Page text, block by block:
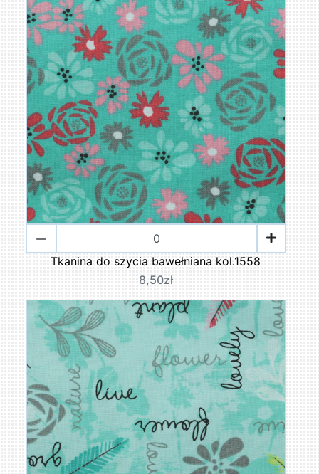
Tkanina do szycia bawełniana kol.1558
8,50zł